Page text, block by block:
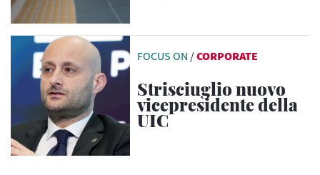
FOCUS ON /CORPORATE
Strisciuglio nuovo
vicepresidente della
UIC